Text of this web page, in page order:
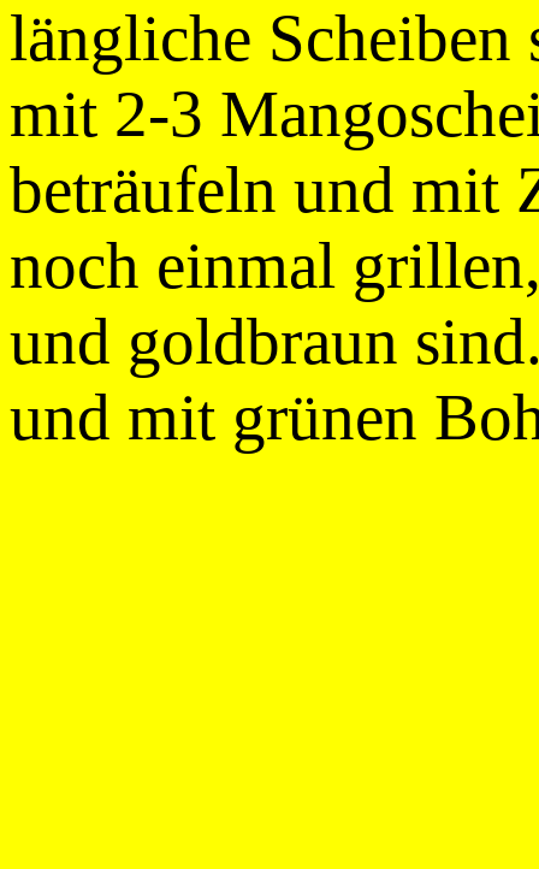
längliche Scheiben
mit 2-3
beträufeln und mit
noch einmal
und goldbraun
und mit grünen